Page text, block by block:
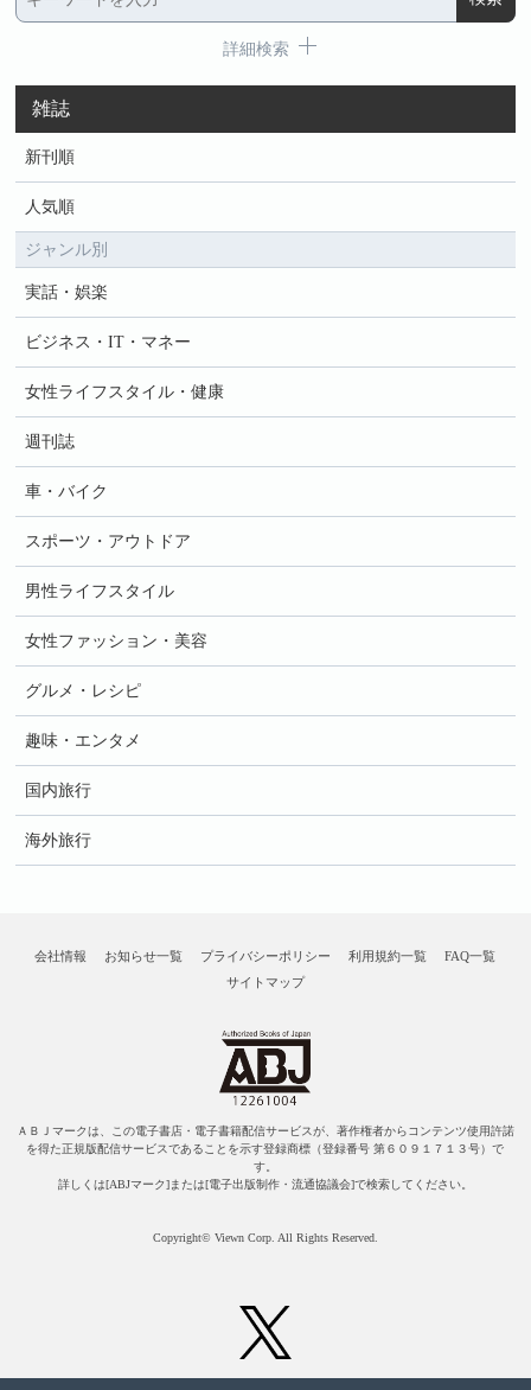
詳細検索
雑誌
新刊順
人気順
ジャンル別
実話・娯楽
ビジネス・IT・マネー
女性ライフスタイル・健康
週刊誌
車・バイク
スポーツ・アウトドア
男性ライフスタイル
女性ファッション・美容
グルメ・レシピ
趣味・エンタメ
国内旅行
海外旅行
会社情報 お知らせ一覧 プライバシーポリシー 利用規約一覧
FAQ一覧
サイトマップ
ＡＢＪマークは、この電子書店・電子書籍配信サービスが、著作権者からコンテンツ使用許諾
を得た正規版配信サービスであることを示す登録商標（登録番号 第６０９１７１３号）で
す。
詳しくは[ABJマーク]または[電子出版制作・流通協議会]で検索してください。
Copyright© Viewn Corp. All Rights Reserved.